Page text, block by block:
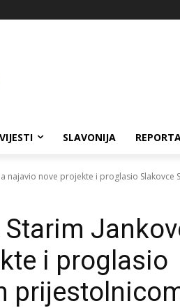
VIJESTI SLAVONIJA
najavio nove projekte i proglasio Slakovce
i proglasio